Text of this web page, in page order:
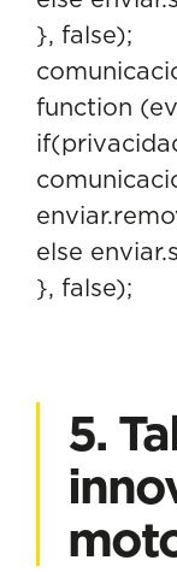
}, false);
function
else
}, false);
5.